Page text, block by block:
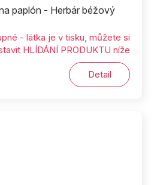
paplón - Herbár béžový
- látka je v tisku, můžete si
HLÍDÁNÍ PRODUKTU níže
Detail